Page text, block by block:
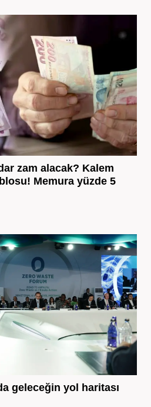
zam alacak? Kalem
Memura yüzde 5
geleceğin yol haritası